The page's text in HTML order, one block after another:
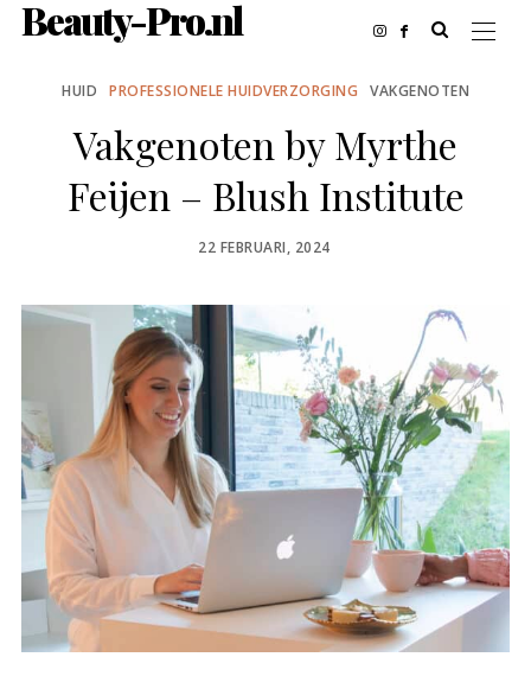
Beauty-Pro.nl
HUID PROFESSIONELE HUIDVERZORGING VAKGENOTEN
Vakgenoten by Myrthe
Feijen – Blush Institute
POSTED
22 FEBRUARI, 2024